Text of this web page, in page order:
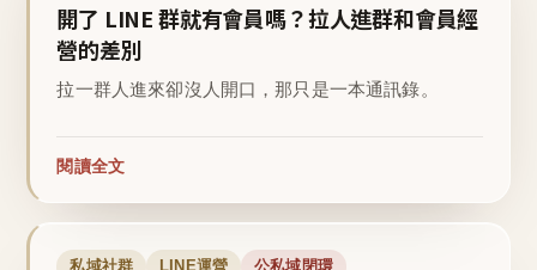
開了 LINE 群就有會員嗎？拉人進群和會員經
營的差別
拉一群人進來卻沒人開口，那只是一本通訊錄。
閱讀全文